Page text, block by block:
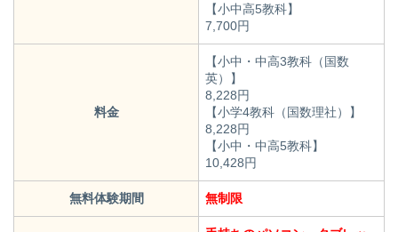
【小中高5教科】
7,700円
料金
【小中・中高3教科（国数
英）】
8,228円
【小学4教科（国数理社）】
8,228円
【小中・中高5教科】
10,428円
無料体験期間 無制限